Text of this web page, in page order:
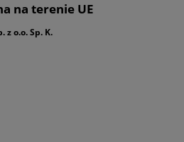
na terenie UE
o.o. Sp. K.